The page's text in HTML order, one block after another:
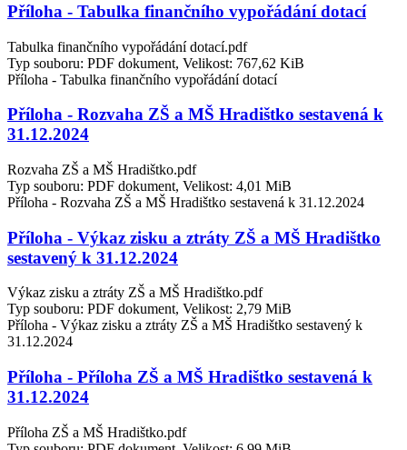
Příloha - Tabulka finančního vypořádání dotací
Tabulka finančního vypořádání dotací.pdf
Typ souboru: PDF dokument, Velikost: 767,62 KiB
Příloha - Tabulka finančního vypořádání dotací
Příloha - Rozvaha ZŠ a MŠ Hradištko sestavená k
31.12.2024
Rozvaha ZŠ a MŠ Hradištko.pdf
Typ souboru: PDF dokument, Velikost: 4,01 MiB
Příloha - Rozvaha ZŠ a MŠ Hradištko sestavená k 31.12.2024
Příloha - Výkaz zisku a ztráty ZŠ a MŠ Hradištko
sestavený k 31.12.2024
Výkaz zisku a ztráty ZŠ a MŠ Hradištko.pdf
Typ souboru: PDF dokument, Velikost: 2,79 MiB
Příloha - Výkaz zisku a ztráty ZŠ a MŠ Hradištko sestavený k
31.12.2024
Příloha - Příloha ZŠ a MŠ Hradištko sestavená k
31.12.2024
Příloha ZŠ a MŠ Hradištko.pdf